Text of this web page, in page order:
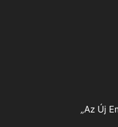
„Az Új